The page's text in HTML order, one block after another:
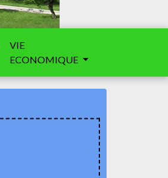
VIE
ECONOMIQUE